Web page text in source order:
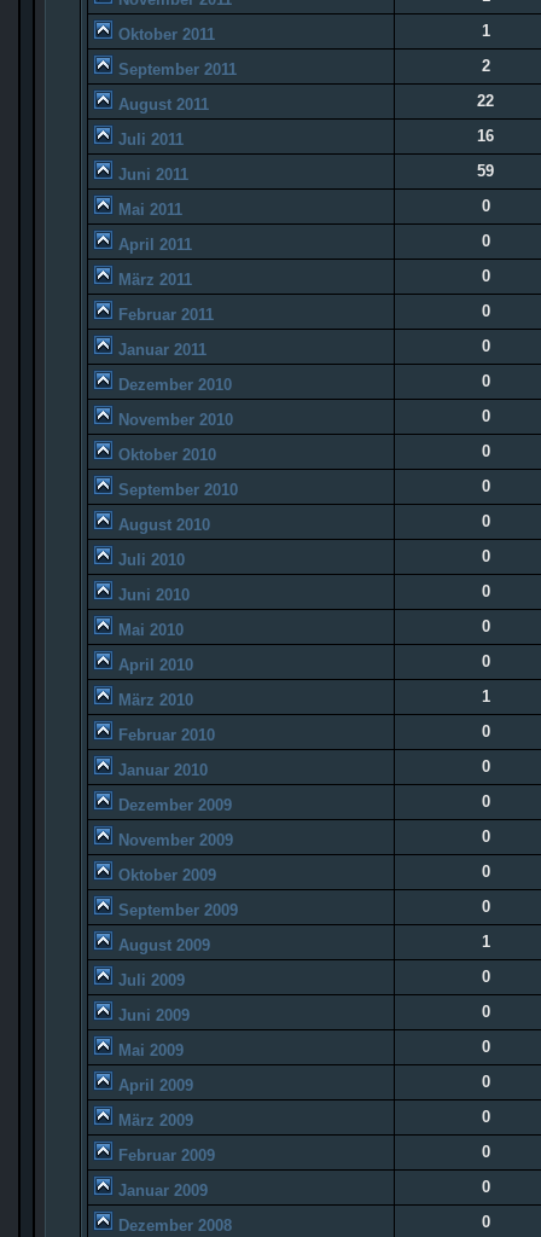
Oktober 2011 1
September 2011 2
August 2011 22
Juli 2011 16
Juni 2011 59
Mai 2011 0
April 2011 0
März 2011 0
Februar 2011 0
Januar 2011 0
Dezember 2010 0
November 2010 0
Oktober 2010 0
September 2010 0
August 2010 0
Juli 2010 0
Juni 2010 0
Mai 2010 0
April 2010 0
März 2010 1
Februar 2010 0
Januar 2010 0
Dezember 2009 0
November 2009 0
Oktober 2009 0
September 2009 0
August 2009 1
Juli 2009 0
Juni 2009 0
Mai 2009 0
April 2009 0
März 2009 0
Februar 2009 0
Januar 2009 0
Dezember 2008 0